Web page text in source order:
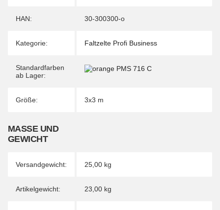
HAN: 30-300300-o
Kategorie: Faltzelte Profi Business
Standardfarben
ab Lager:
Größe: 3x3 m
MASSE UND G
EWICHT
Versandgewicht: 25,00 kg
Artikelgewicht: 23,00 kg